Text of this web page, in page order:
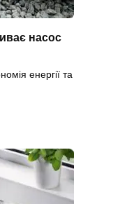
насос
енергії та